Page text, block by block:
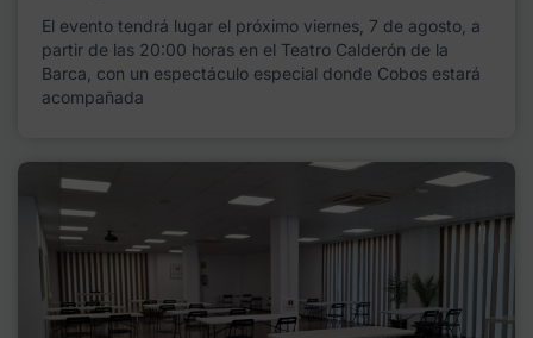
El evento tendrá lugar el próximo viernes, 7 de agosto, a
partir de las 20:00 horas en el Teatro Calderón de la
Barca, con un espectáculo especial donde Cobos estará
acompañada